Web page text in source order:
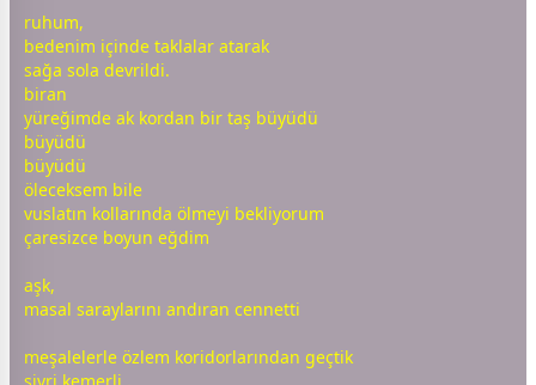
ruhum,
bedenim içinde taklalar atarak
sağa sola devrildi.
biran
yüreğimde ak kordan bir taş büyüdü
büyüdü
büyüdü
öleceksem bile
vuslatın kollarında ölmeyi bekliyorum
çaresizce boyun eğdim
aşk,
masal saraylarını andıran cennetti
meşalelerle özlem koridorlarından geçtik
sivri kemerli ,